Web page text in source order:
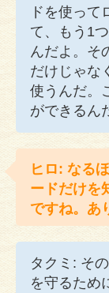
ドを使って
て、もう1
んだよ。そ
だけじゃな
使うんだ。
ができるん
ヒロ: なる
ードだけを
ですね。あ
タクミ: そ
を守るため